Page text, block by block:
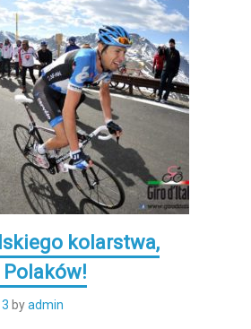
kolarstwa,
Polaków!
byadmin